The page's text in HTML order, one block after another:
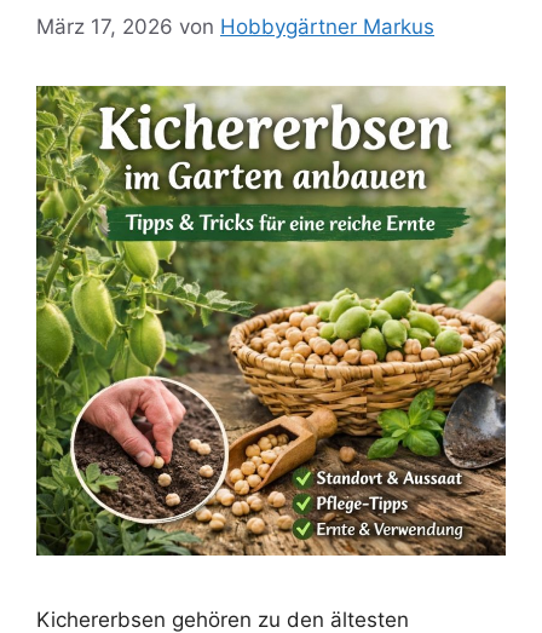
März 17, 2026 von Hobbygärtner Markus
Kichererbsen gehören zu den ältesten